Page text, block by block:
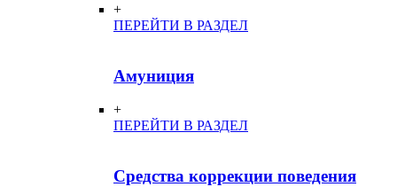
+
ПЕРЕЙТИ В РАЗДЕЛ
Амуниция
+
ПЕРЕЙТИ В РАЗДЕЛ
Средства коррекции поведения